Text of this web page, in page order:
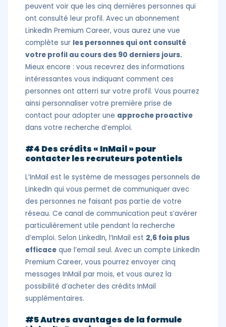
peuvent voir que les cinq dernières personnes qui
ont consulté leur profil. Avec un abonnement
LinkedIn Premium Career, vous aurez une vue
complète sur les personnes qui ont consulté
votre profil au cours des 90 derniers jours.
Mieux encore : vous recevrez des informations
intéressantes vous indiquant comment ces
personnes ont atterri sur votre profil. Vous pourrez
ainsi personnaliser votre première prise de
contact pour adopter une approche proactive
dans votre recherche d’emploi.
#4 Des crédits « InMail » pour
contacter les recruteurs potentiels
L’InMail est le système de messages personnels de
LinkedIn qui vous permet de communiquer avec
des personnes ne faisant pas partie de votre
réseau. Ce canal de communication peut s’avérer
particulièrement utile pendant la recherche
d’emploi. Selon LinkedIn, l’InMail est 2,6 fois plus
efficace que l’email seul. Avec un compte LinkedIn
Premium Career, vous pourrez envoyer cinq
messages InMail par mois, et vous aurez la
possibilité d’acheter des crédits InMail
supplémentaires.
#5 Autres avantages de la formule